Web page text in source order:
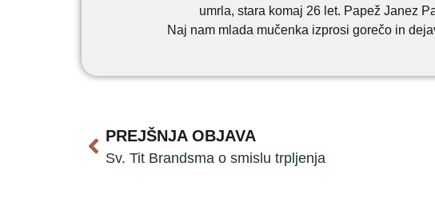
umrla, stara komaj 26 let. Papež Janez
Naj nam mlada mučenka izprosi gorečo in
PREJŠNJA OBJAVA
Sv. Tit Brandsma o smislu trpljenja